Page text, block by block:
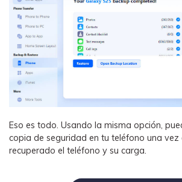
Eso es todo. Usando la misma opción,
copia de seguridad en tu teléfono una vez
recuperado el teléfono y su carga.